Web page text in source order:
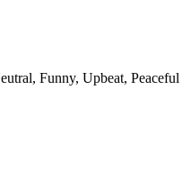
Funny, Upbeat, Peaceful